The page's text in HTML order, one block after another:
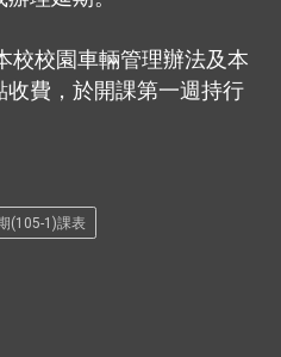
校校園車輛管理辦法及本
費，於開課第一週持行
(105-1)課表